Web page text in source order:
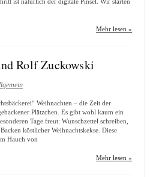
Mehr lesen »
Rolf Zuckowski
Weihnachten – die Zeit der
Plätzchen. Es gibt wohl kaum ein
Tage freut: Wunschzettel schreiben,
köstlicher Weihnachtskekse. Diese
Hauch von
Mehr lesen »